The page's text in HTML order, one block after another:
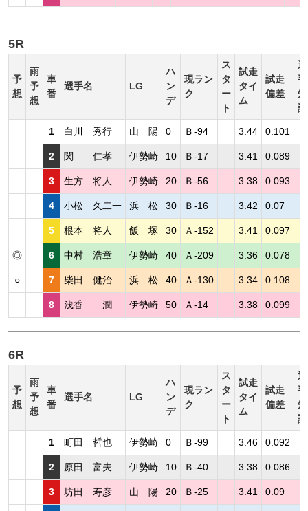
5R
予
想
雨
予
想
車
番
選手名 LG
ハ
ン
デ
現ラン
ク
ス
タ
ー
ト
試走
タイ
ム
試走
偏差
選
手
短
評
1 白川 秀行 山 陽 0 Ｂ-94 3.44 0.101
2 関 仁孝 伊勢崎 10 Ｂ-17 3.41 0.089
3 生方 将人 伊勢崎 20 Ｂ-56 3.38 0.093
4 小松 久二一 浜 松 30 Ｂ-16 3.42 0.07
5 根本 将人 飯 塚 30 Ａ-152 3.41 0.097
◎ 6 中村 浩章 伊勢崎 40 Ａ-209 3.36 0.078
○ 7 柴田 健治 浜 松 40 Ａ-130 3.34 0.108
8 浅香 潤 伊勢崎 50 Ａ-14 3.38 0.099
6R
予
想
雨
予
想
車
番
選手名 LG
ハ
ン
デ
現ラン
ク
ス
タ
ー
ト
試走
タイ
ム
試走
偏差
選
手
短
評
1 町田 哲也 伊勢崎 0 Ｂ-99 3.46 0.092
2 原田 富夫 伊勢崎 10 Ｂ-40 3.38 0.086
3 坊田 寿彦 山 陽 20 Ｂ-25 3.41 0.09